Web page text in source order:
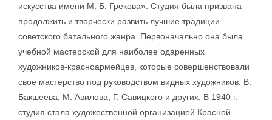
искусства имени М. Б. Грекова». Студия была призвана
продолжить и творчески развить лучшие традиции
советского батального жанра. Первоначально она была
учебной мастерской для наиболее одаренных
художников-красноармейцев, которые совершенствовали
свое мастерство под руководством видных художников: В.
Бакшеева, М. Авилова, Г. Савицкого и других. В 1940 г.
студия стала художественной организацией Красной